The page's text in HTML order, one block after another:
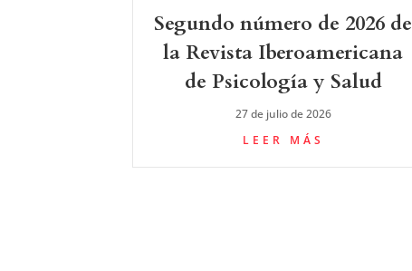
Segundo número de 2026 de
la Revista Iberoamericana
de Psicología y Salud
27 de julio de 2026
LEER MÁS